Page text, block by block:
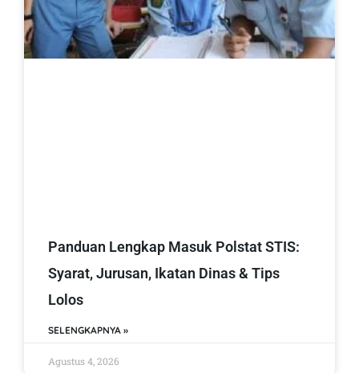
Panduan Lengkap Masuk Polstat STIS:
Syarat, Jurusan, Ikatan Dinas & Tips
Lolos
SELENGKAPNYA »
Agustus 4, 2026